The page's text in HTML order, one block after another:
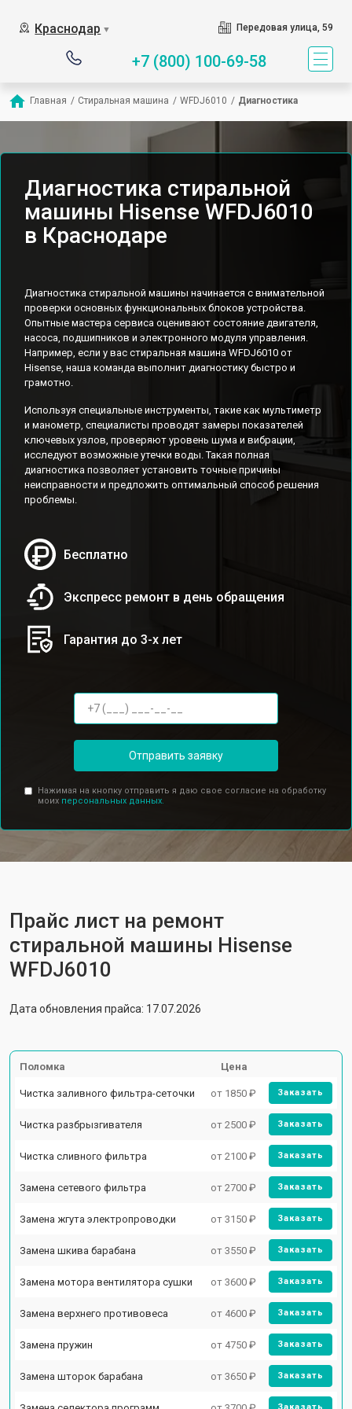
Краснодар ▼ Передовая улица, 59
+7 (800) 100-69-58
Главная / Стиральная машина / WFDJ6010 / Диагностика
Диагностика стиральной
машины Hisense WFDJ6010
в Краснодаре
Диагностика стиральной машины начинается с внимательной
проверки основных функциональных блоков устройства.
Опытные мастера сервиса оценивают состояние двигателя,
насоса, подшипников и электронного модуля управления.
Например, если у вас стиральная машина WFDJ6010 от
Hisense, наша команда выполнит диагностику быстро и
грамотно.
Используя специальные инструменты, такие как мультиметр
и манометр, специалисты проводят замеры показателей
ключевых узлов, проверяют уровень шума и вибрации,
исследуют возможные утечки воды. Такая полная
диагностика позволяет установить точные причины
неисправности и предложить оптимальный способ решения
проблемы.
Бесплатно
Экспресс ремонт в день обращения
Гарантия до 3-х лет
Отправить заявку
Нажимая на кнопку отправить я даю свое согласие на обработку
моих персональных данных.
Прайс лист на ремонт
стиральной машины Hisense
WFDJ6010
Дата обновления прайса: 17.07.2026
Поломка Цена
Чистка заливного фильтра-сеточки от 1850 ₽ Заказать
Чистка разбрызгивателя от 2500 ₽ Заказать
Чистка сливного фильтра от 2100 ₽ Заказать
Замена сетевого фильтра от 2700 ₽ Заказать
Замена жгута электропроводки от 3150 ₽ Заказать
Замена шкива барабана от 3550 ₽ Заказать
Замена мотора вентилятора сушки от 3600 ₽ Заказать
Замена верхнего противовеса от 4600 ₽ Заказать
Замена пружин от 4750 ₽ Заказать
Замена шторок барабана от 3650 ₽ Заказать